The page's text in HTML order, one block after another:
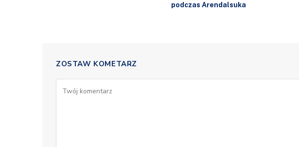
podczas Arendalsuka
ZOSTAW KOMETARZ